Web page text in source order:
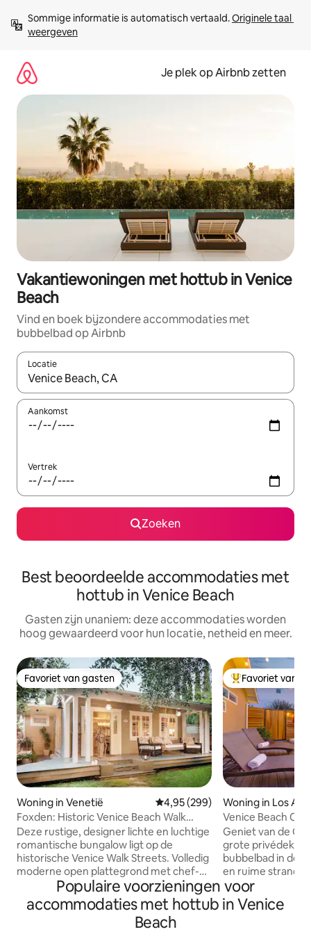
direct
naar
Sommige informatie is automatisch vertaald. Originele taal
weergeven
Je plek op Airbnb zetten
Vakantiewoningen met hottub in Venice
Beach
Vind en boek bijzondere accommodaties met
bubbelbad op Airbnb
Locatie
Wanneer er resultaten beschikbaar zijn, maak je een keuze
Aankomst
Vertrek
Zoeken
Best beoordeelde accommodaties met
hottub in Venice Beach
Gasten zijn unaniem: deze accommodaties worden
hoog gewaardeerd voor hun locatie, netheid en meer.
Favoriet van gasten
Favoriet van gasten
Woning in Venetië Gemiddelde beoordeling van
4,95 (299)
Foxden: Historic Venice Beach Walk
Street Bungalow
Deze rustige, designer lichte en luchtige
romantische bungalow ligt op de
historische Venice Walk Streets. Volledig
moderne open plattegrond met chef-
kokskeuken, espressomachine van
restaurantkwaliteit, 50inch flatscreen-
tv, Sonos-geluidssysteem in het hele
Topfavoriet van
Favoriet van
Woning in Los
Venice Beach
Kinney Close
Geniet van de
grote privédek of
bubbelbad in
en ruime
het iconische
local terwijl je de
wandeling maakt
Populaire voorzieningen voor
accommodaties met hottub in Venice
Beach